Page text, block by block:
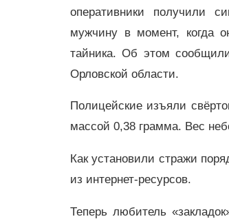
оперативники получили
мужчину в момент, когда
тайника. Об этом
Орловской области.
Полицейские изъяли
массой 0,38 грамма. Вес
Как установили стражи
из интернет-ресурсов.
Теперь любитель